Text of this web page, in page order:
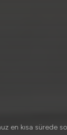
en kısa sürede